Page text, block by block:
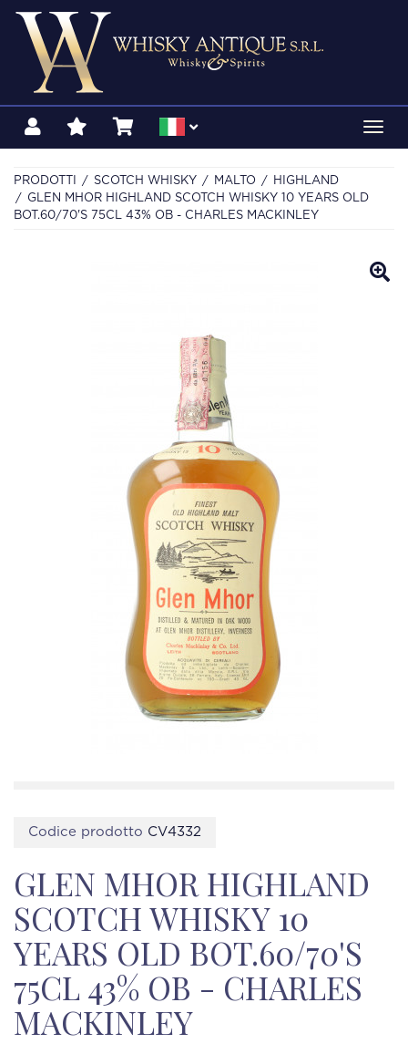
PRODOTTI SCOTCH WHISKY MALTO
HIGHLAND
GLEN MHOR HIGHLAND SCOTCH WHISKY 10 YEARS OLD
BOT.60/70'S 75CL 43% OB - CHARLES MACKINLEY
Codice prodotto CV4332
GLEN MHOR HIGHLAND
SCOTCH WHISKY 10
YEARS OLD BOT.60/70'S
75CL 43% OB - CHARLES
MACKINLEY